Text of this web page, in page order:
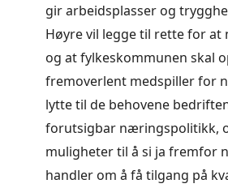
gir arbeidsplasser og
Høyre vil legge til rette for at
og at fylkeskommunen skal
fremoverlent medspiller for
lytte til de behovene
forutsigbar næringspolitikk,
muligheter til å si ja fremfor
handler om å få tilgang på